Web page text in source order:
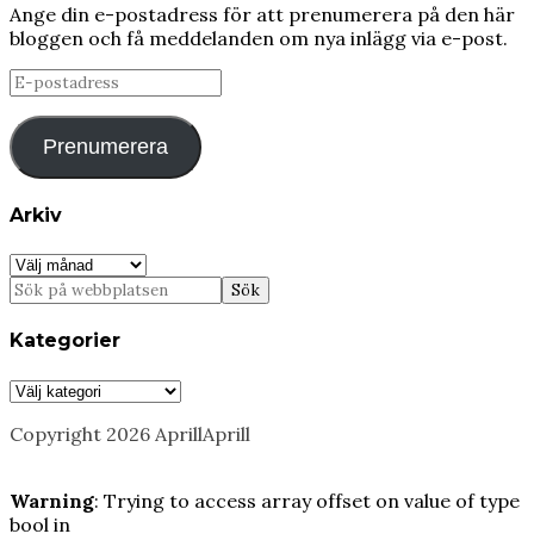
Ange din e-postadress för att prenumerera på den här
bloggen och få meddelanden om nya inlägg via e-post.
E-
postadress
Prenumerera
Arkiv
Arkiv
Kategorier
Kategorier
Copyright 2026 AprillAprill
Warning: Trying to access array offset on value of type
bool in